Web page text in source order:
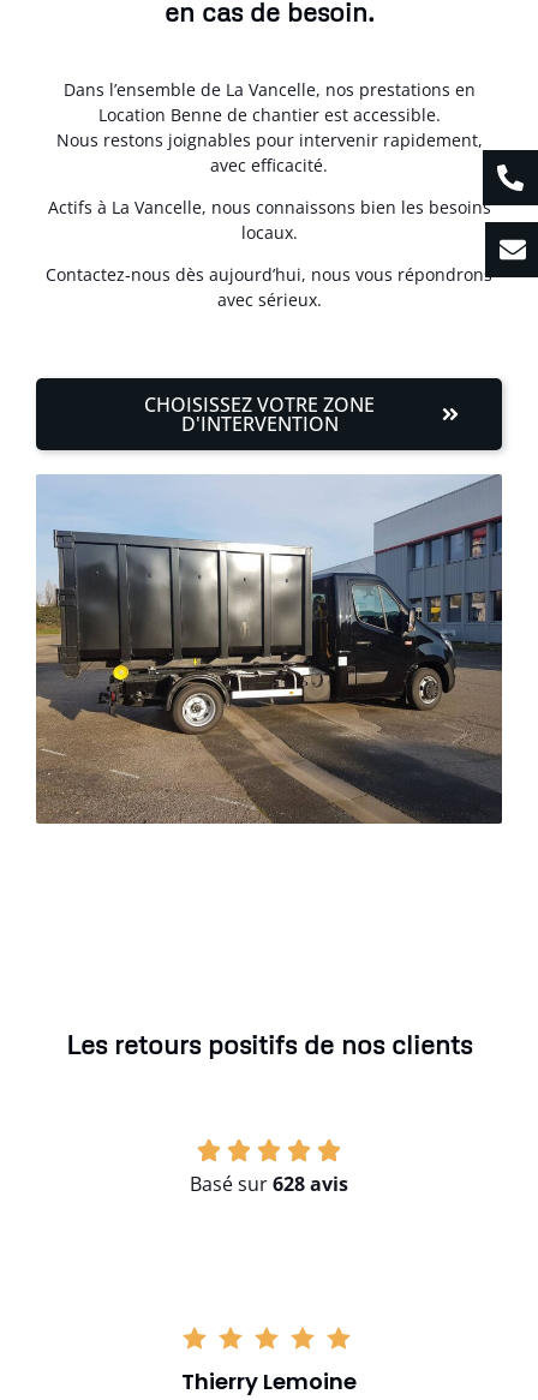
en cas de besoin.
Dans l’ensemble de La Vancelle, nos prestations en
Location Benne de chantier est accessible.
Nous restons joignables pour intervenir rapidement,
avec efficacité.
Actifs à La Vancelle, nous connaissons bien les besoins
locaux.
Contactez-nous dès aujourd’hui, nous vous répondrons
avec sérieux.
CHOISISSEZ VOTRE ZONE
D'INTERVENTION
Les retours positifs de nos clients
Basé sur628 avis
Thierry Lemoine